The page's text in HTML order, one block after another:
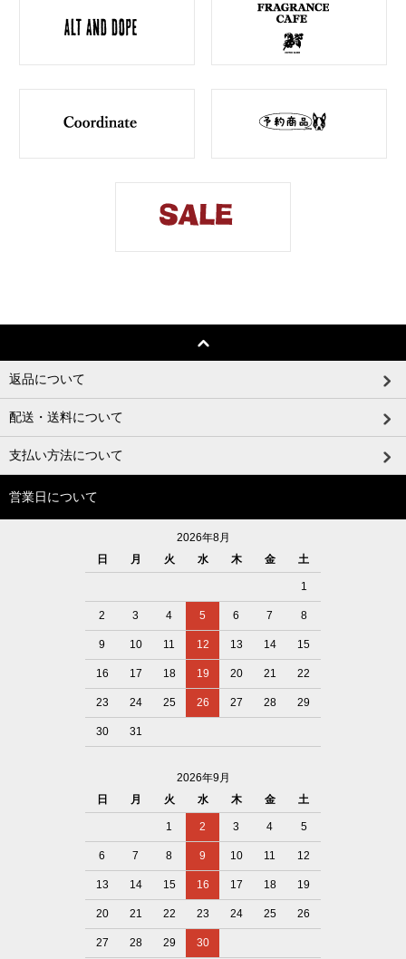
返品について
配送・送料について
支払い方法について
営業日について
2026年8月
日
月 火 水 木 金 土
1
2 3 4 5 6 7 8
9 10 11 12 13 14 15
16 17 18 19 20 21 22
23 24 25 26 27 28 29
30 31
2026年9月
日
月 火 水 木 金 土
1 2 3 4 5
6 7 8 9 10 11 12
13 14 15 16 17 18 19
20 21 22 23 24 25 26
27 28 29 30